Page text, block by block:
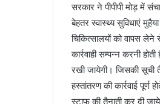
सरकार ने पीपीपी मोड़ में
बेहतर स्वास्थ्य सुविधाएं
चिकित्सालयों को वापस लेने
कार्रवाही सम्पन्न करनी
रखी जायेगी। जिसकी सूची
हस्तांतरण की कार्रवाई
स्टाफ की तैनाती कर दी